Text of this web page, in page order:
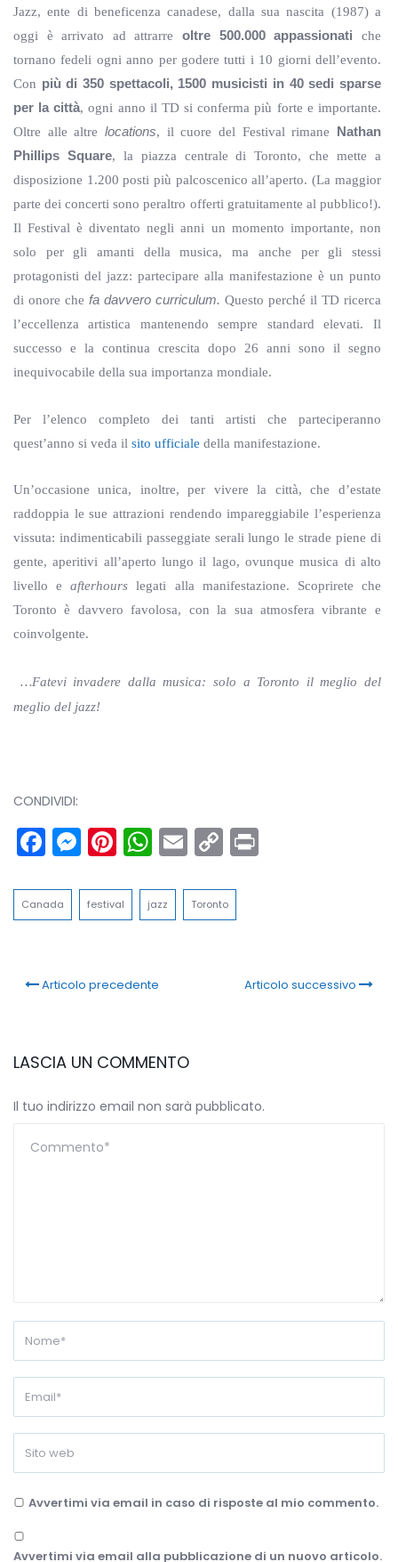
Jazz, ente di beneficenza canadese, dalla sua nascita (1987) a
oggi è arrivato ad attrarreoltre 500.000 appassionati che
tornano fedeli ogni anno per godere tutti i 10 giorni dell’evento.
Con più di 350 spettacoli, 1500 musicisti in 40 sedi sparse
per la città, ogni anno il TD si conferma più forte e importante.
Oltre alle altre locations, il cuore del Festival rimane
Nathan
Phillips Square, la piazza centrale di Toronto, che mette a
disposizione 1.200 posti più palcoscenico all’aperto. (La maggior
parte dei concerti sono peraltro offerti gratuitamente al pubblico!).
Il Festival è diventato negli anni un momento importante, non
solo per gli amanti della musica, ma anche per gli stessi
protagonisti del jazz: partecipare alla manifestazione è un punto
di onore che fa davvero curriculum. Questo perché il TD ricerca
l’eccellenza artistica mantenendo sempre standard elevati. Il
successo e la continua crescita dopo 26 anni sono il segno
inequivocabile della sua importanza mondiale.
Per l’elenco completo dei tanti artisti che parteciperanno
quest’anno si veda il sito ufficiale della manifestazione.
Un’occasione unica, inoltre, per vivere la città, che d’estate
raddoppia le sue attrazioni rendendo impareggiabile l’esperienza
vissuta: indimenticabili passeggiate serali lungo le strade piene di
gente, aperitivi all’aperto lungo il lago, ovunque musica di alto
livello eafterhours legati alla manifestazione. Scoprirete che
Toronto è davvero favolosa, con la sua atmosfera vibrante e
coinvolgente.
…Fatevi invadere dalla musica: solo a Toronto il meglio del
meglio del jazz!
CONDIVIDI:
Facebook
Messenger
Pinterest
WhatsApp
Email
Copy
Canada festival jazz Toronto
Articolo precedente Articolo successivo
LASCIA UN COMMENTO
Il tuo indirizzo email non sarà pubblicato.
Avvertimi via email in caso di risposte al mio commento.
Avvertimi via email alla pubblicazione di un nuovo articolo.